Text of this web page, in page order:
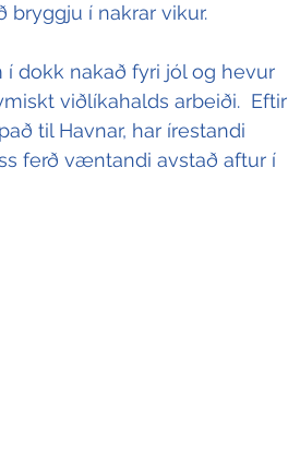
bryggju í nakrar vikur.
í dokk nakað fyri jól og hevur
viðlíkahalds arbeiði.  Eftir
til Havnar, har írestandi
ferð væntandi avstað aftur í